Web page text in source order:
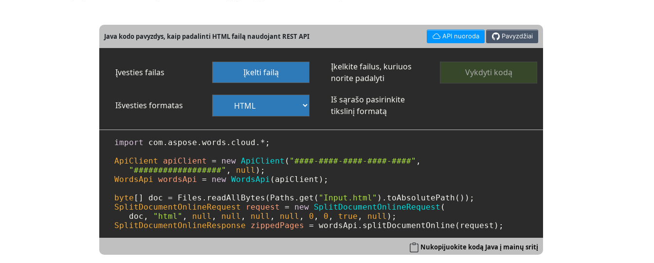
Java kodo pavyzdys, kaip padalinti HTML failą naudojant REST API API nuoroda Pavyzdžiai
Įvesties failas Įkelti failą
Įkelkite failus, kuriuos
norite padalyti
Vykdyti kodą
Išvesties formatas
Iš sąrašo pasirinkite
tikslinį formatą
import
com.aspose.words.cloud.*;
ApiClient
apiClient = new ApiClient ( "####-####-####-####-####" ,
"##################" , null
WordsApi wordsApi = new WordsApi (apiClient);
byte [] doc = Files.readAllBytes(Paths.get( "Input.html"
SplitDocumentOnlineRequest
request = new SplitDocumentOnlineRequest (
   doc,
"html" , null , null , null , null , 0 , 0 , true , null
SplitDocumentOnlineResponse
zippedPages = wordsApi.splitDocumentOnline(request);
Nukopijuokite kodą Java į mainų sritį